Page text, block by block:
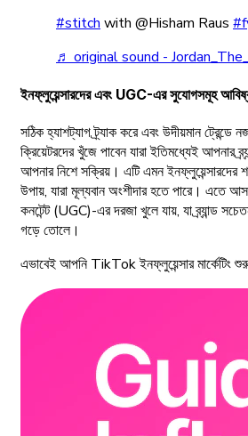
#stitch with @Hisham Raus
♬ original sound -
ইনফ্লুয়েন্সারদের এবং UGC-এর সুযোগসমূহ
সঠিক হ্যাশট্যাগ ট্র্যাক করে এবং উদীয়মান
ক্রিয়েটরদের খুঁজে পাবেন যারা ইতিমধ্যেই আপনার
আপনার নিশে সক্রিয়। এটি এমন ইনফ্লুয়েন্সারদের
উপায়, যারা মূল্যবান অংশীদার হতে পারে। এতে
কনটেন্ট (UGC)-এর দরজা খুলে যায়, যা ব্র্যান্ড
গড়ে তোলে।
এভাবেই আপনি TikTok ইনফ্লুয়েন্সার মার্কেটিং